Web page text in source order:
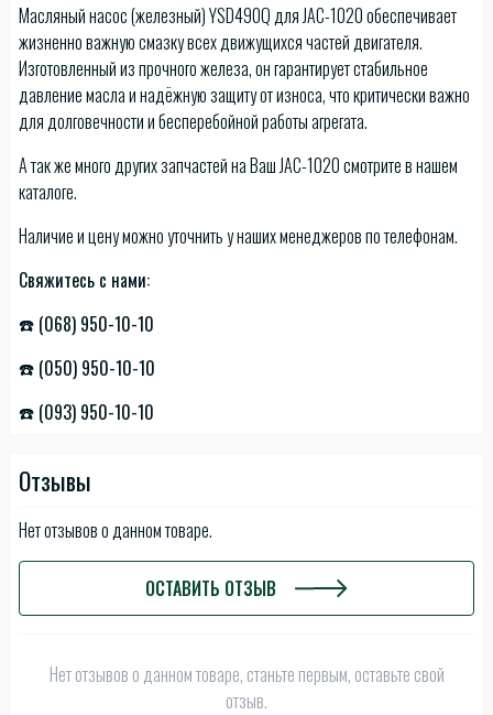
Масляный насос (железный) YSD490Q для JAC-1020 обеспечивает
жизненно важную смазку всех движущихся частей двигателя.
Изготовленный из прочного железа, он гарантирует стабильное
давление масла и надёжную защиту от износа, что критически важно
для долговечности и бесперебойной работы агрегата.
А так же много других запчастей на Ваш JAC-1020 смотрите в нашем
каталоге.
Наличие и цену можно уточнить у наших менеджеров по телефонам.
Свяжитесь с нами:
☎️ (068) 950-10-10
☎️ (050) 950-10-10
☎️ (093) 950-10-10
Отзывы
Нет отзывов о данном товаре.
ОСТАВИТЬ ОТЗЫВ
Нет отзывов о данном товаре, станьте первым, оставьте свой
отзыв.